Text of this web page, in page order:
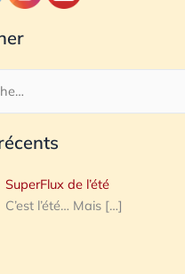
:
SuperFlux de l’été
C’est l’été… Mais […]